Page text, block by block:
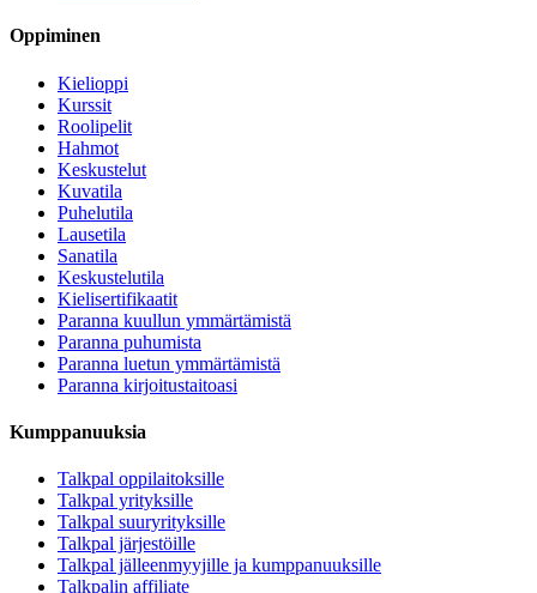
Oppiminen
Kielioppi
Kurssit
Roolipelit
Hahmot
Keskustelut
Kuvatila
Puhelutila
Lausetila
Sanatila
Keskustelutila
Kielisertifikaatit
Paranna kuullun ymmärtämistä
Paranna puhumista
Paranna luetun ymmärtämistä
Paranna kirjoitustaitoasi
Kumppanuuksia
Talkpal oppilaitoksille
Talkpal yrityksille
Talkpal suuryrityksille
Talkpal järjestöille
Talkpal jälleenmyyjille ja kumppanuuksille
Talkpalin affiliate